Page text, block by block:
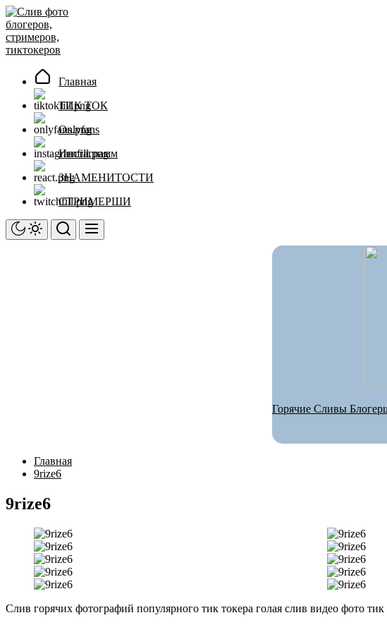
Перейти
к
содержимому
Главная
ТИК ТОК
Onlyfans
Инстаграмм
ЗНАМЕНИТОСТИ
СТРИМЕРШИ
Горячие Сливы
Главная
9rize6
9rize6
Слив горячих фотографий популярного тик токера голая слив видео фото